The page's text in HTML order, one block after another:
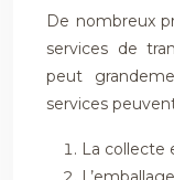
De nombreux
services de
peut
services
La collecte